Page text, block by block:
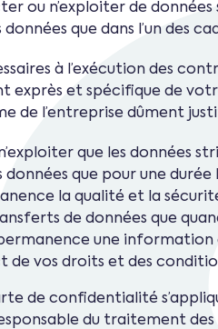
ou n’exploiter de
que dans l’un des
à l’exécution des
exprès et spécifique de
de l’entreprise dûment
que les données
données que pour une
la qualité et la
de données que
une
de vos droits et des
de confidentialité
du traitement des